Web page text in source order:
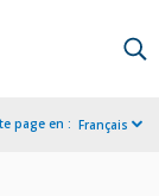
page en : Français